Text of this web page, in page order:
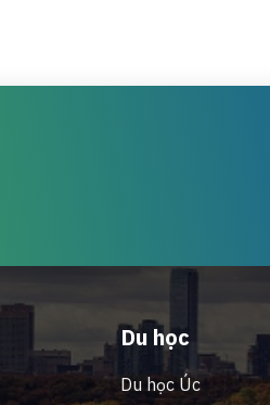
Du học
Du học Úc